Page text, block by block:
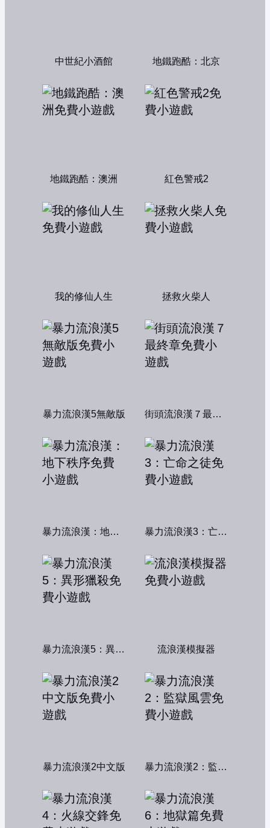
中世紀小酒館 地鐵跑酷：北京
地鐵跑酷：澳洲 紅色警戒2
我的修仙人生 拯救火柴人
暴力流浪漢5無敵版 街頭流浪漢７最終章
暴力流浪漢：地下秩序 暴力流浪漢3：亡命之徒
暴力流浪漢5：異形獵殺 流浪漢模擬器
暴力流浪漢2中文版 暴力流浪漢2：監獄風雲